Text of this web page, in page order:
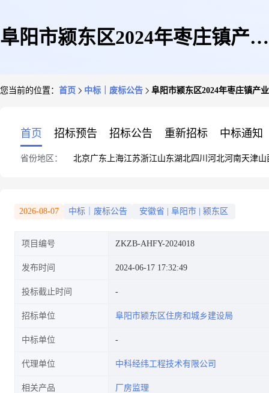
阜阳市颍东区2024年枣庄镇产业
您当前的位置： 首页 中标｜废标公告 阜阳市颍东区2024年枣庄镇产
首页 招标预告 招标公告 重新招标 中标通知
省份地区： 北京广东 上海江苏浙江山东湖北四川 河北河南天津山
2026-08-07 中标｜废标公告 安徽省 阜阳市 颍东区
项目编号 ZKZB-AHFY-2024018
发布时间 2024-06-17 17:32:49
投标截止时间
招标单位 阜阳市颍东区住房和城乡建设局
中标单位
代理单位 中科经纬工程技术有限公司
相关产品 厂房监理